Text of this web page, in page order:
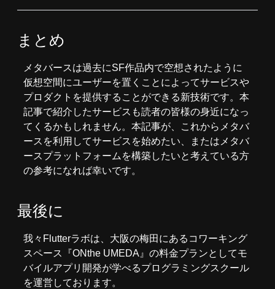
まとめ
メタバースは過去にSF作品内で空想されたように
仮想空間にユーザーを置くことによってサービスや
プロダクトを提供することができる新技術です。本
記事で紹介したサービスも読者の皆様の身近になっ
てくるかもしれません。本記事が、これからメタバ
ースを利用してサービスを始めたい、またはメタバ
ースプラットフォームを構築したいと考えている方
の参考になれば幸いです。
最後に
我々 Flutterラボは、大阪の梅田にあるコワーキング
スペース『ONthe UMEDA 』の料金プランとしてモ
バイルアプリ開発が学べるプログラミングスクール
を運営しております。